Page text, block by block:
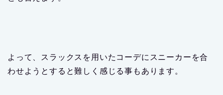
よって、スラックスを用いたコーデにスニーカーを合
わせようとすると難しく感じる事もあります。